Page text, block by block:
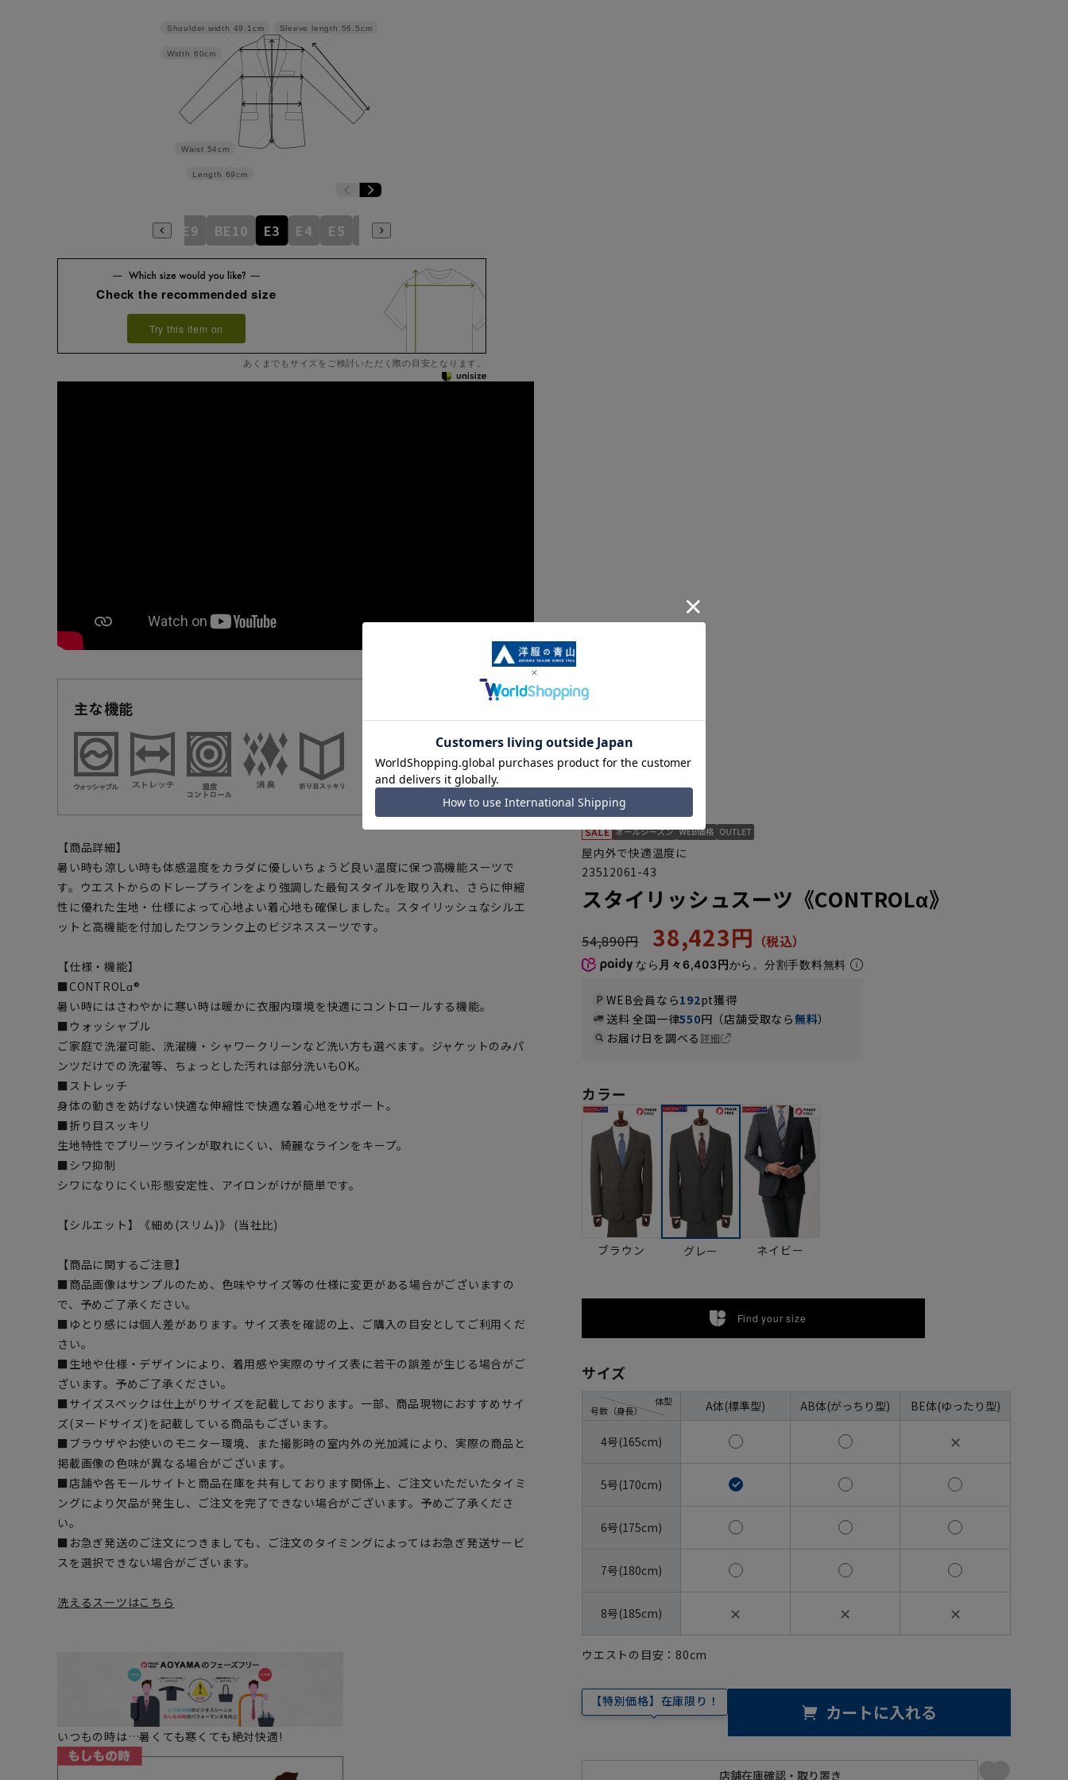
Sleeve length 56.5cm
Length 69cm
Waist 54cm
Width 60cm
Shoulder width 49.1cm
BE8 BE9 BE10 E3 E4 E5 E6
Check the recommended size
Try this item on
あくまでもサイズをご検討いただく際の目安となります。
主な機能
【商品詳細】
暑い時も涼しい時も体感温度をカラダに優しいちょうど良い温度に保つ高機能スーツで
す。ウエストからのドレープラインをより強調した最旬スタイルを取り入れ、さらに伸縮
性に優れた生地・仕様によって心地よい着心地も確保しました。スタイリッシュなシルエ
ットと高機能を付加したワンランク上のビジネススーツです。
【仕様・機能】
■CONTROLα®
暑い時にはさわやかに寒い時は暖かに衣服内環境を快適にコントロールする機能。
■ウォッシャブル
ご家庭で洗濯可能、洗濯機・シャワークリーンなど洗い方も選べます。ジャケットのみパ
ンツだけでの洗濯等、ちょっとした汚れは部分洗いもOK。
■ストレッチ
身体の動きを妨げない快適な伸縮性で快適な着心地をサポート。
■折り目スッキリ
生地特性でプリーツラインが取れにくい、綺麗なラインをキープ。
■シワ抑制
シワになりにくい形態安定性、アイロンがけが簡単です。
【シルエット】《細め(スリム)》 (当社比)
【商品に関するご注意】
■商品画像はサンプルのため、色味やサイズ等の仕様に変更がある場合がございますの
で、予めご了承ください。
■ゆとり感には個人差があります。サイズ表を確認の上、ご購入の目安としてご利用くだ
さい。
■生地や仕様・デザインにより、着用感や実際のサイズ表に若干の誤差が生じる場合がご
ざいます。予めご了承ください。
■サイズスペックは仕上がりサイズを記載しております。一部、商品現物におすすめサイ
ズ(ヌードサイズ)を記載している商品もございます。
■ブラウザやお使いのモニター環境、また撮影時の室内外の光加減により、実際の商品と
掲載画像の色味が異なる場合がございます。
■店舗や各モールサイトと商品在庫を共有しております関係上、ご注文いただいたタイミ
ングにより欠品が発生し、ご注文を完了できない場合がございます。予めご了承くださ
い。
■お急ぎ発送のご注文につきましても、ご注文のタイミングによってはお急ぎ発送サービ
スを選択できない場合がございます。
洗えるスーツはこちら
いつもの時は…暑くても寒くても絶対快適!
屋内外で快適温度に
23512061-43
スタイリッシュスーツ《CONTROLα》
54,890円 38,423円
なら 月々6,403円から。分割手数料無料
WEB会員なら192pt獲得
送料 全国一律550円（店舗受取なら無料）
お届け日を調べる詳細
カラー
ブラウン グレー ネイビー
Find your size
サイズ
号数（身長）
体型 A体(標準型) AB体(がっちり型) BE体(ゆったり型)
4号(165cm) ✕
5号(170cm)
6号(175cm)
7号(180cm)
8号(185cm) ✕ ✕ ✕
ウエストの目安： 80cm
【特別価格】在庫限り！ カートに入れる